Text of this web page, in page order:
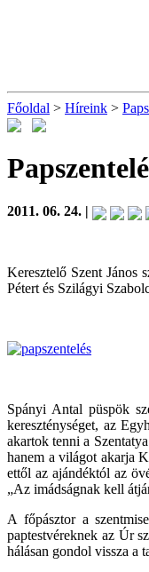
Főoldal > Híreink >
2011. 06. 24. |
Keresztelő Szent János
Pétert és Szilágyi
Spányi Antal püspök
kereszténységet, az
akartok tenni a
hanem a világot akarja
ettől az ajándéktól az
„Az imádságnak kell
A főpásztor a
paptestvéreknek az Úr
hálásan gondol vissza a